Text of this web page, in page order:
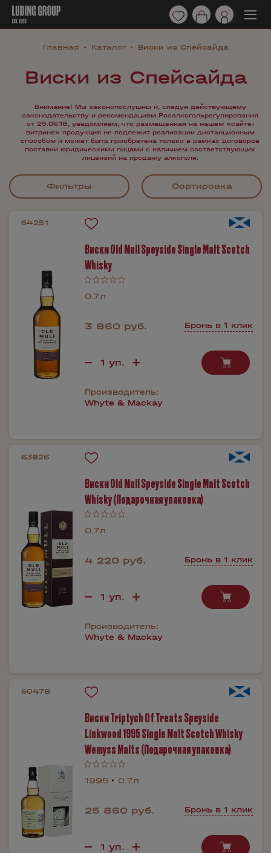
Главная Каталог Виски из Спейсайда
Виски из Спейсайда
Внимание! Мы законопослушны и, следуя действующему
законодательству и рекомендациям Росалкогольрегулирования
от 25.06.18, уведомляем, что размещенная на нашем «сайте-
витрине» продукция не подлежит реализации дистанционным
способом и может быть приобретена только в рамках договоров
поставки юридическими лицами с наличием соответствующих
лицензий на продажу алкоголя.
Фильтры Сортировка
64251
Виски Old Mull Speyside Single Malt Scotch
Whisky
0.7л
3 860 руб. Бронь в 1 клик
Производитель:
Whyte & Mackay
63826
Виски Old Mull Speyside Single Malt Scotch
Whisky (Подарочная упаковка)
0.7л
4 220 руб. Бронь в 1 клик
Производитель:
Whyte & Mackay
60478
Виски Triptych Of Treats Speyside
Linkwood 1995 Single Malt Scotch Whisky
Wemyss Malts (Подарочная упаковка)
1995 0.7л
25 860 руб. Бронь в 1 клик